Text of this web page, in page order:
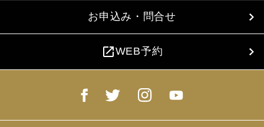
お申込み・問合せ
open_in_newWEB予約